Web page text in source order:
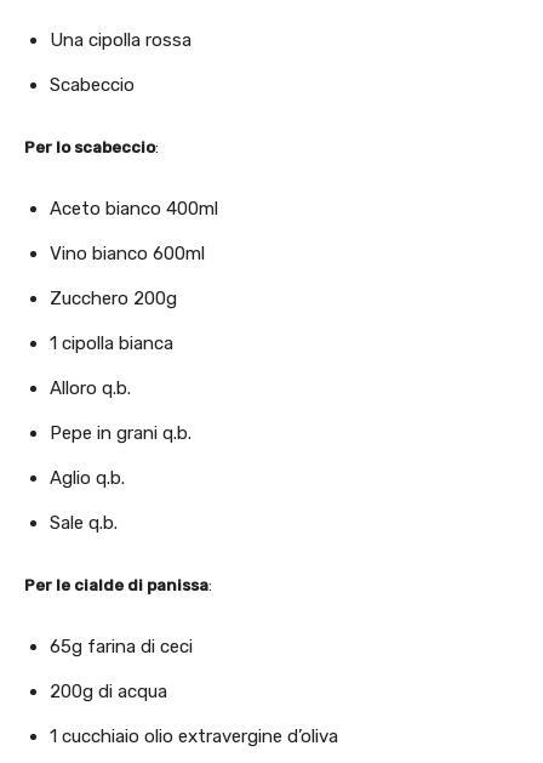
Una cipolla rossa
Scabeccio
Per lo scabeccio:
Aceto bianco 400ml
Vino bianco 600ml
Zucchero 200g
1 cipolla bianca
Alloro q.b.
Pepe in grani q.b.
Aglio q.b.
Sale q.b.
Per le cialde di panissa:
65g farina di ceci
200g di acqua
1 cucchiaio olio extravergine d’oliva